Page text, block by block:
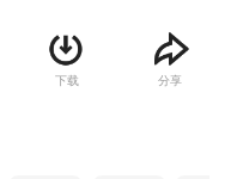
子发誓要用自己的双手创造
人看得起的种花家。
下载 分享